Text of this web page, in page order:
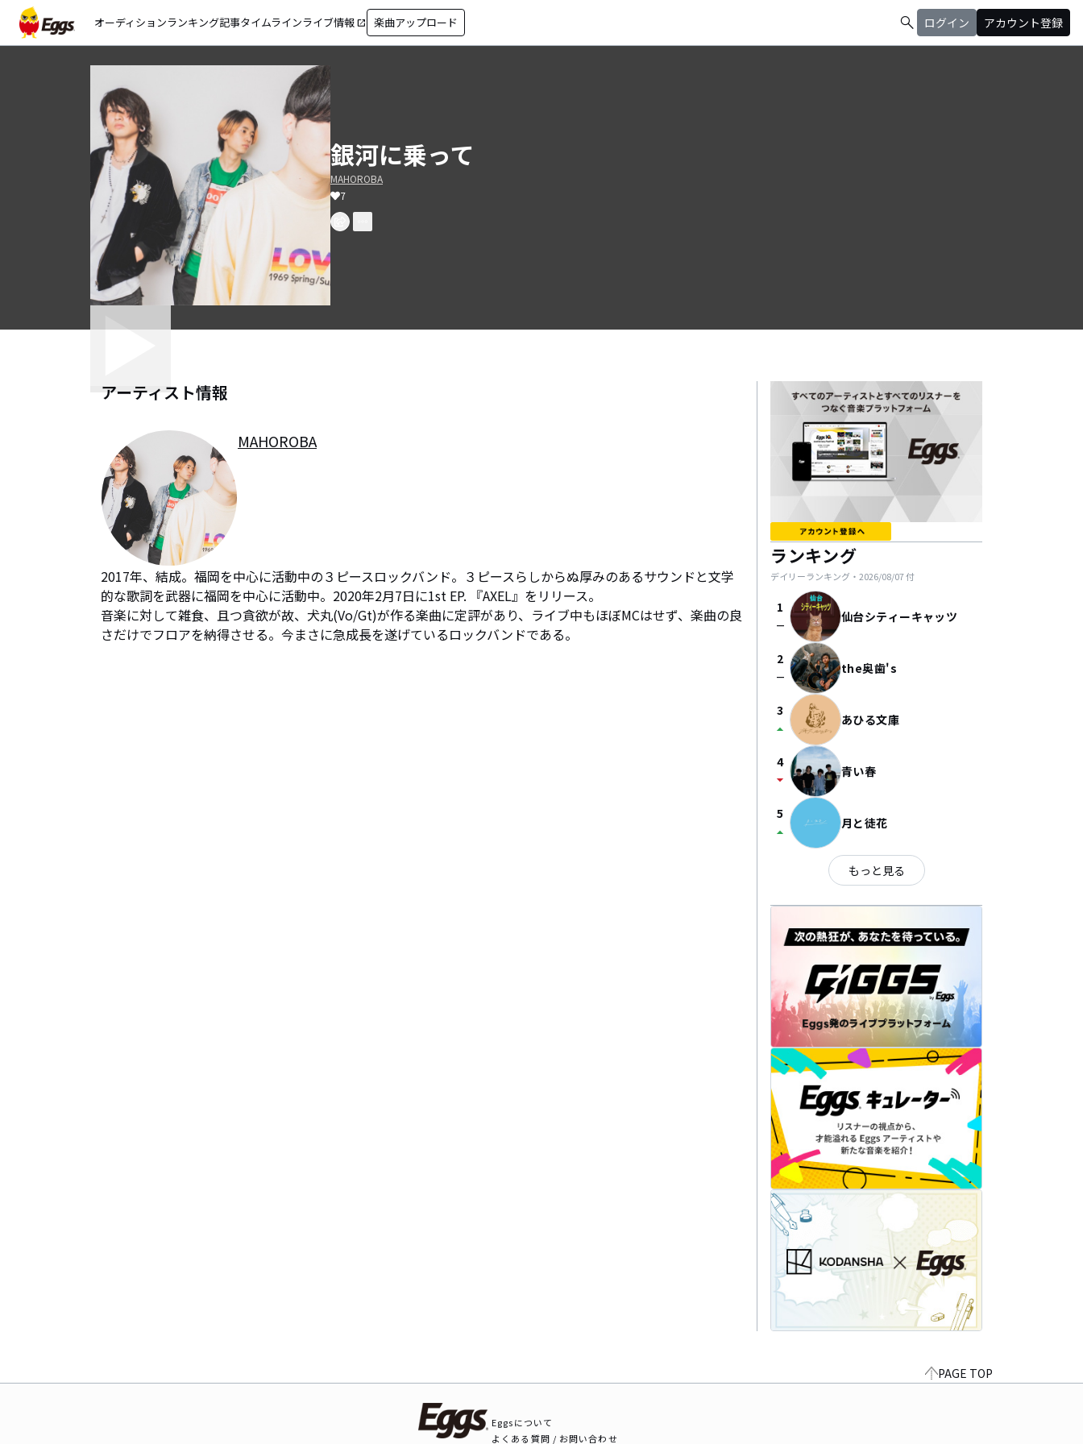
オーディションランキング記事タイムラインライブ情報 open_in_new 楽曲アップロード search ログイン アカウント登録
銀河に乗って
MAHOROBA
7
アーティスト情報
MAHOROBA
2017年、結成。福岡を中心に活動中の３ピースロックバンド。３ピースらしからぬ厚みのあるサウンドと文学
的な歌詞を武器に福岡を中心に活動中。2020年2月7日に1st EP. 『AXEL』をリリース。
音楽に対して雑食、且つ貪欲が故、犬丸(Vo/Gt)が作る楽曲に定評があり、ライブ中もほぼMCはせず、楽曲の良
さだけでフロアを納得させる。今まさに急成長を遂げているロックバンドである。
ランキング
デイリーランキング・ 2026/08/07付
1
check_indeterminate_small 仙台シティーキャッツ
2
check_indeterminate_small the奥歯's
3
arrow_drop_up あひる文庫
4
arrow_drop_down 青い春
5
arrow_drop_up 月と徒花
もっと見る
PAGE TOP
Eggsについて
よくある質問 / お問い合わせ